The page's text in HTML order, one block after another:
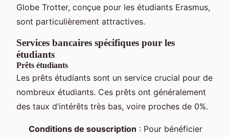
Globe Trotter, conçue pour les étudiants Erasmus,
sont particulièrement attractives.
Services bancaires spécifiques pour les
étudiants
Prêts étudiants
Les prêts étudiants sont un service crucial pour de
nombreux étudiants. Ces prêts ont généralement
des taux d’intérêts très bas, voire proches de 0%.
Conditions de souscription : Pour bénéficier